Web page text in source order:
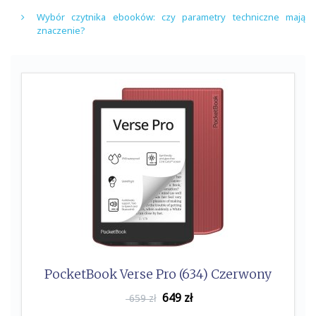
Wybór czytnika ebooków: czy parametry techniczne mają
znaczenie?
PocketBook Verse Pro (634) Czerwony
659 zł 649 zł